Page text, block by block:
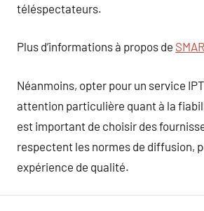
téléspectateurs.
Plus d’informations à propos de
Néanmoins, opter pour un service
attention particulière quant à la
est important de choisir des
respectent les normes de diffusion,
expérience de qualité.